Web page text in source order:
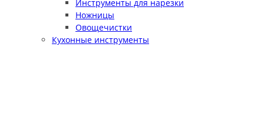
Инструменты для нарезки
Ножницы
Овощечистки
Кухонные инструменты